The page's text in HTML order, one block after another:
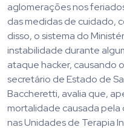
aglomerações nos
das medidas de cuidado,
disso, o sistema do
instabilidade durante
ataque hacker, causando
secretário de Estado de
Baccheretti, avalia que,
mortalidade causada
nas Unidades de Terapia